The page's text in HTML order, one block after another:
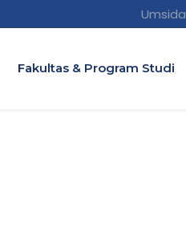
Umsida
Fakultas & Program Studi